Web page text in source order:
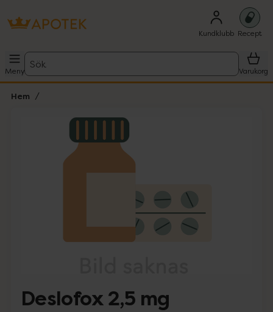
Kundklubb Recept
Meny
Sök
Varukorg
Hem
Lista: . Innehåller 1 objekt.
Deslofox 2,5 mg